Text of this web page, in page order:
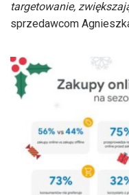
targetowanie,
sprzedawcom